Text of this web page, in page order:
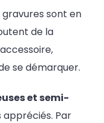
sont en
de la
se démarquer.
et semi-
appréciés. Par